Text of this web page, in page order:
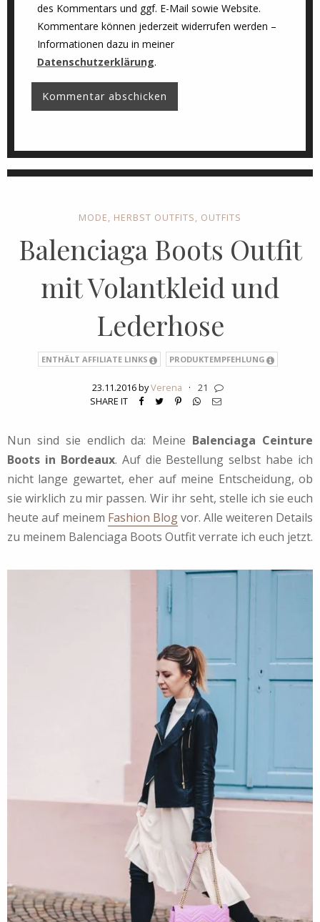
des Kommentars und ggf. E-Mail sowie Website.
Kommentare können jederzeit widerrufen werden –
Informationen dazu in meiner
Datenschutzerklärung.
MODE, HERBST OUTFITS, OUTFITS
Balenciaga Boots Outfit
mit Volantkleid und
Lederhose
ENTHÄLT AFFILIATE LINKS PRODUKTEMPFEHLUNG
23.11.2016 byVerena ·
21
SHARE IT
Nun sind sie endlich da: Meine Balenciaga Ceinture
Boots in Bordeaux. Auf die Bestellung selbst habe ich
nicht lange gewartet, eher auf meine Entscheidung, ob
sie wirklich zu mir passen. Wir ihr seht, stelle ich sie euch
heute auf meinem Fashion Blogvor. Alle weiteren Details
zu meinem Balenciaga Boots Outfit verrate ich euch jetzt.